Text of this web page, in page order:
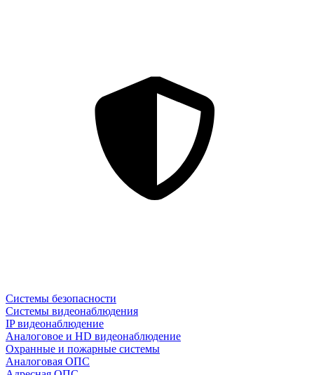
Системы безопасности
Системы видеонаблюдения
IP видеонаблюдение
Аналоговое и HD видеонаблюдение
Охранные и пожарные системы
Аналоговая ОПС